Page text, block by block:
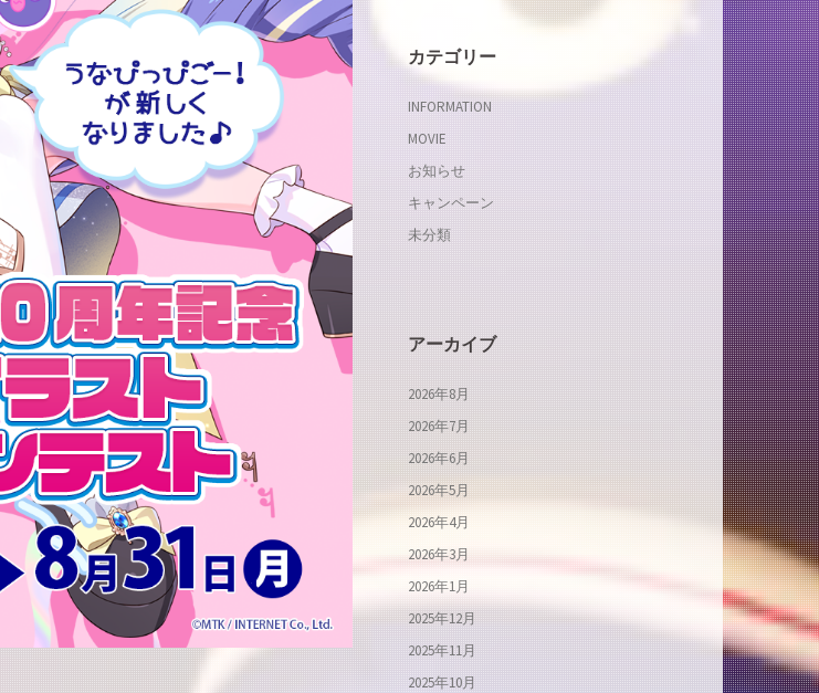
カテゴリー
INFORMATION
MOVIE
お知らせ
キャンペーン
未分類
アーカイブ
2026年8月
2026年7月
2026年6月
2026年5月
2026年4月
2026年3月
2026年1月
2025年12月
2025年11月
2025年10月